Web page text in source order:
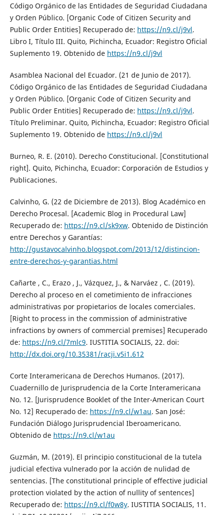
Código Orgánico de las Entidades de Seguridad Ciudadana
y Orden Público. [Organic Code of Citizen Security and
Public Order Entities] Recuperado de: https://n9.cl/j9vl.
Libro I, Título III. Quito, Pichincha, Ecuador: Registro Oficial
Suplemento 19. Obtenido de https://n9.cl/j9vl
Asamblea Nacional del Ecuador. (21 de Junio de 2017).
Código Orgánico de las Entidades de Seguridad Ciudadana
y Orden Público. [Organic Code of Citizen Security and
Public Order Entities] Recuperado de: https://n9.cl/j9vl.
Título Preliminar. Quito, Pichincha, Ecuador: Registro Oficial
Suplemento 19. Obtenido de https://n9.cl/j9vl
Burneo, R. E. (2010). Derecho Constitucional. [Constitutional
right]. Quito, Pichincha, Ecuador: Corporación de Estudios y
Publicaciones.
Calvinho, G. (22 de Diciembre de 2013). Blog Académico en
Derecho Procesal. [Academic Blog in Procedural Law]
Recuperado de: https://n9.cl/sk9xw. Obtenido de Distinción
entre Derechos y Garantías:
http://gustavocalvinho.blogspot.com/2013/12/distincion-
entre-derechos-y-garantias.html
Cañarte , C., Erazo , J., Vázquez, J., & Narváez , C. (2019).
Derecho al proceso en el cometimiento de infracciones
administrativas por propietarios de locales comerciales.
[Right to process in the commission of administrative
infractions by owners of commercial premises] Recuperado
de: https://n9.cl/7mlc9. IUSTITIA SOCIALIS, 22. doi:
http://dx.doi.org/10.35381/racji.v5i1.612
Corte Interamericana de Derechos Humanos. (2017).
Cuadernillo de Jurisprudencia de la Corte Interamericana
No. 12. [Jurisprudence Booklet of the Inter-American Court
No. 12] Recuperado de: https://n9.cl/w1au. San José:
Fundación Diálogo Jurisprudencial Iberoamericano.
Obtenido de https://n9.cl/w1au
Guzmán, M. (2019). El principio constitucional de la tutela
judicial efectiva vulnerado por la acción de nulidad de
sentencias. [The constitutional principle of effective judicial
protection violated by the action of nullity of sentences]
Recuperado de: https://n9.cl/f0w8y. IUSTITIA SOCIALIS, 11.